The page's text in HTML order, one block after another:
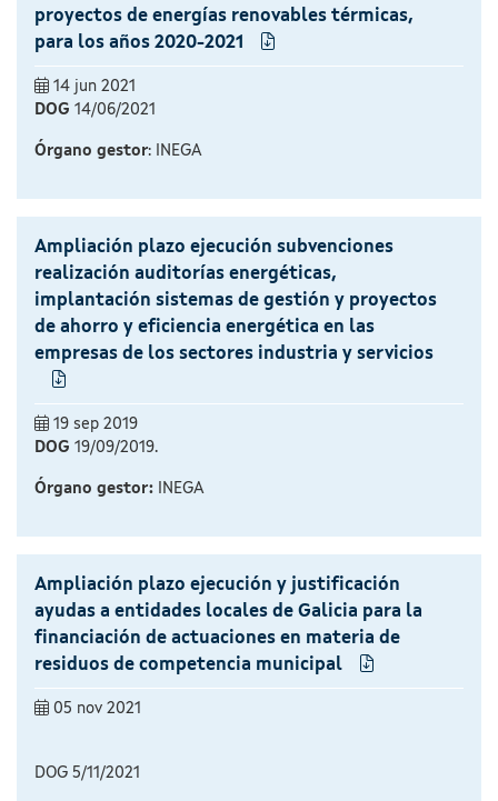
proyectos de energías renovables térmicas,
para los años 2020-2021
14 jun 2021
DOG 14/06/2021
Órgano gestor: INEGA
Ampliación plazo ejecución subvenciones
realización auditorías energéticas,
implantación sistemas de gestión y proyectos
de ahorro y eficiencia energética en las
empresas de los sectores industria y servicios
19 sep 2019
DOG 19/09/2019.
Órgano gestor: INEGA
Ampliación plazo ejecución y justificación
ayudas a entidades locales de Galicia para la
financiación de actuaciones en materia de
residuos de competencia municipal
05 nov 2021
DOG 5/11/2021